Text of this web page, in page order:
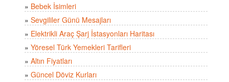
» Bebek İsimleri
» Sevgililer Günü Mesajları
» Elektrikli Araç Şarj İstasyonları Haritası
» Yöresel Türk Yemekleri Tarifleri
» Altın Fiyatları
» Güncel Döviz Kurları